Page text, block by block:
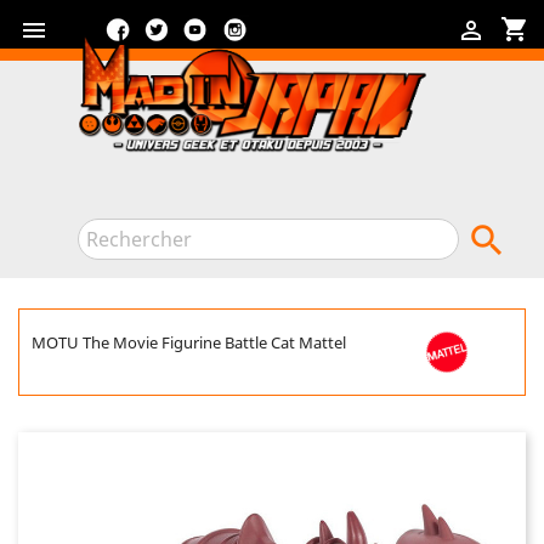
 shopping_cart

FacebookTwitterYouTube

MOTU The Movie Figurine Battle Cat Mattel